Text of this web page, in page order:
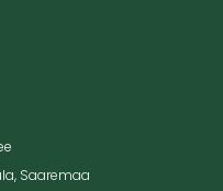
Saaremaa